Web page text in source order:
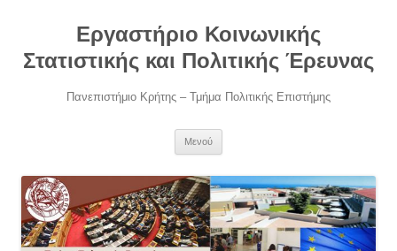
περιεχόμενοΕργαστήριο Κοινωνικής
Στατιστικής και Πολιτικής Έρευνας
Πανεπιστήμιο Κρήτης – Τμήμα Πολιτικής Επιστήμης
Μενού